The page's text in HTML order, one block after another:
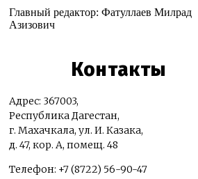
Главный редактор: Фатуллаев Милрад
Азизович
Контакты
Адрес: 367003,
Республика Дагестан,
г. Махачкала, ул. И. Казака,
д. 47, кор. А, помещ. 48
Телефон: +7 (8722) 56-90-47